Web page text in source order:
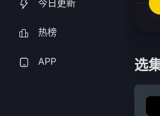
今日更新
热榜
APP 选